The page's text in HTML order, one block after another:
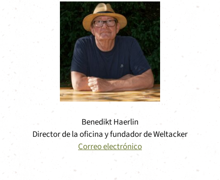
Benedikt Haerlin
Director de la oficina y fundador de Weltacker
Correo electrónico